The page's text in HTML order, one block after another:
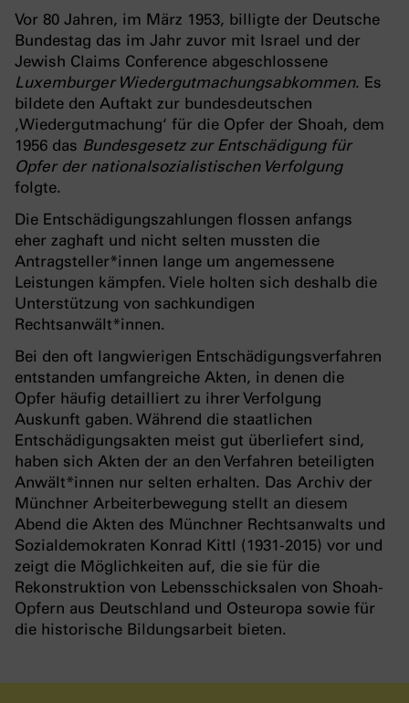
Vor 80 Jahren, im März 1953, billigte der Deutsche
Bundestag das im Jahr zuvor mit Israel und der
Jewish Claims Conference abgeschlossene
Luxemburger Wiedergutmachungsabkommen. Es
bildete den Auftakt zur bundesdeutschen
‚Wiedergutmachung‘ für die Opfer der Shoah, dem
1956 das Bundesgesetz zur Entschädigung für
Opfer der nationalsozialistischen Verfolgung
folgte.
Die Entschädigungszahlungen flossen anfangs
eher zaghaft und nicht selten mussten die
Antragsteller*innen lange um angemessene
Leistungen kämpfen. Viele holten sich deshalb die
Unterstützung von sachkundigen
Rechtsanwält*innen.
Bei den oft langwierigen Entschädigungsverfahren
entstanden umfangreiche Akten, in denen die
Opfer häufig detailliert zu ihrer Verfolgung
Auskunft gaben. Während die staatlichen
Entschädigungsakten meist gut überliefert sind,
haben sich Akten der an den Verfahren beteiligten
Anwält*innen nur selten erhalten. Das Archiv der
Münchner Arbeiterbewegung stellt an diesem
Abend die Akten des Münchner Rechtsanwalts und
Sozialdemokraten Konrad Kittl (1931-2015) vor und
zeigt die Möglichkeiten auf, die sie für die
Rekonstruktion von Lebensschicksalen von Shoah-
Opfern aus Deutschland und Osteuropa sowie für
die historische Bildungsarbeit bieten.